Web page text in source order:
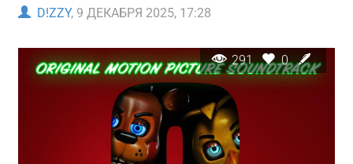
D!ZZY, 9 ДЕКАБРЯ 2025, 17:28
291 0